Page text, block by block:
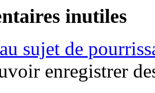
inutiles
sujet de
enregistrer